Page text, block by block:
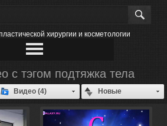
хирургии и косметологии
с тэгом подтяжка тела
Новые
Видео (4)